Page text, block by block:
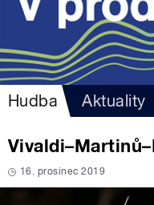
Hudba Aktuality
16. prosinec 2019